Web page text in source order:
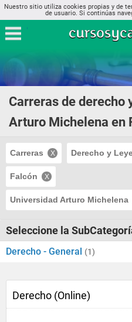
Nuestro sitio utiliza cookies propias y de
de usuario. Si continúas
Carreras de derecho
Arturo Michelena en
Carreras Derecho y
Falcón
Universidad Arturo Michelena
Seleccione la
Derecho - General (1)
Derecho (Online)